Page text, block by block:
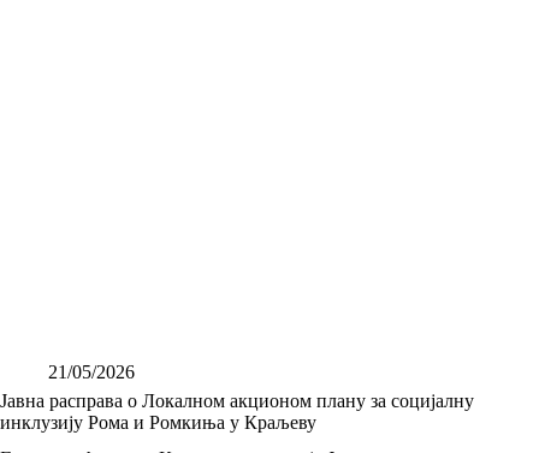
21/05/2026
Јавна расправа о Локалном акционом плану за социјалну
инклузију Рома и Ромкиња у Краљеву